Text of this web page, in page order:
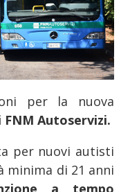
per la nuova
FNM Autoservizi.
per nuovi autisti
minima di 21 anni